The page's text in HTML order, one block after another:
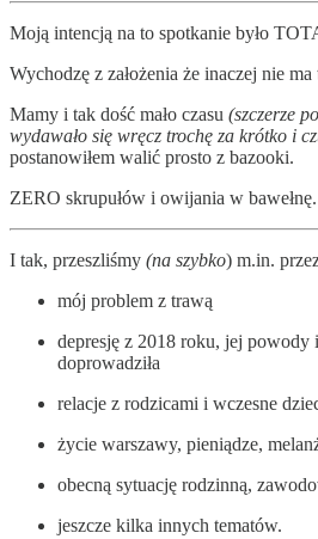
Moją intencją na to spotkanie było
Wychodzę z założenia że inaczej nie ma
Mamy i tak dość mało czasu (szczerze
wydawało się wręcz trochę za krótko i
postanowiłem walić prosto z bazooki.
ZERO skrupułów i owijania w bawełnę.
I tak, przeszliśmy (na szybko) m.in.
mój problem z trawą
depresję z 2018 roku, jej powody
doprowadziła
relacje z rodzicami i wczesne
życie warszawy, pieniądze,
obecną sytuację rodzinną,
jeszcze kilka innych tematów.